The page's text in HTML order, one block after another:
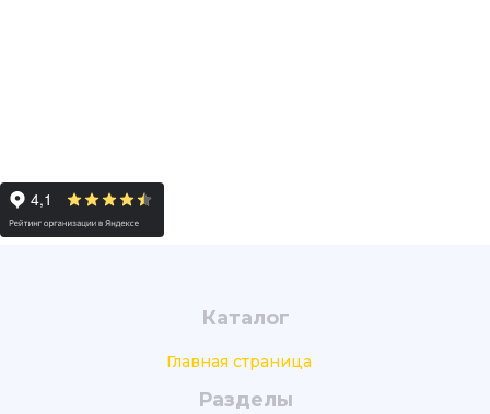
Каталог
Главная страница
Разделы